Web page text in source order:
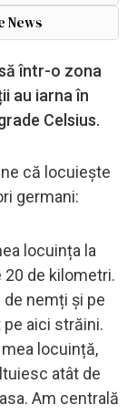
News
într-o zona
au iarna în
Celsius.
că locuiește
germani:
locuința la
20 de kilometri.
nemți și pe
aici străini.
locuință,
atât de
Am centrală